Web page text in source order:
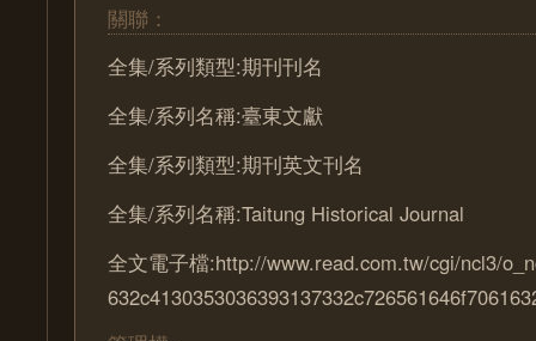
關聯：
全集/系列類型:期刊刊名
全集/系列名稱:臺東文獻
全集/系列類型:期刊英文刊名
全集/系列名稱:Taitung Historical Journal
全文電子檔:http://www.read.com.tw/cgi/ncl3/